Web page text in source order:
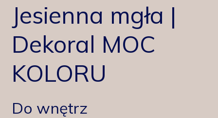
Inspiracje
Kolory
Produkty
Znajdź sklep
Kontakt
Jesienna mgła |
Dekoral MOC
KOLORU
Do wnętrz